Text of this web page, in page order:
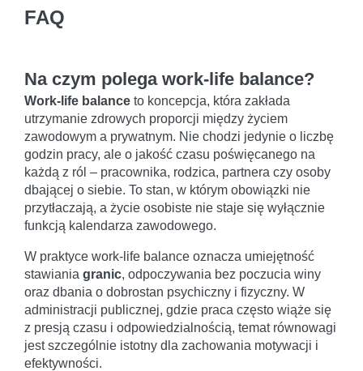
FAQ
Na czym polega work-life balance?
Work-life balance to koncepcja, która zakłada
utrzymanie zdrowych proporcji między życiem
zawodowym a prywatnym. Nie chodzi jedynie o liczbę
godzin pracy, ale o jakość czasu poświęcanego na
każdą z ról – pracownika, rodzica, partnera czy osoby
dbającej o siebie. To stan, w którym obowiązki nie
przytłaczają, a życie osobiste nie staje się wyłącznie
funkcją kalendarza zawodowego.
W praktyce work-life balance oznacza umiejętność
stawiania granic, odpoczywania bez poczucia winy
oraz dbania o dobrostan psychiczny i fizyczny. W
administracji publicznej, gdzie praca często wiąże się
z presją czasu i odpowiedzialnością, temat równowagi
jest szczególnie istotny dla zachowania motywacji i
efektywności.